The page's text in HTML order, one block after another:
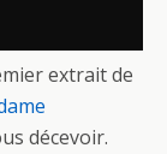
extrait de
décevoir.